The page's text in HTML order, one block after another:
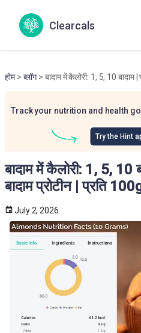
Clearcals
होम> ब्लॉग> बादाम में कैलोरी: 1, 5, 10 बादाम |
Track your nutrition and health
Try the Hint
बादाम में कैलोरी: 1, 5, 10
बादाम प्रोटीन | प्रति
July 2, 2026